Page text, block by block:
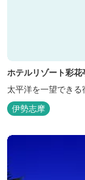
ホテルリゾート彩花
太平洋を一望できる
伊勢志摩